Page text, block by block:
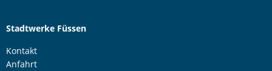
Stadtwerke Füssen
Kontakt
Anfahrt